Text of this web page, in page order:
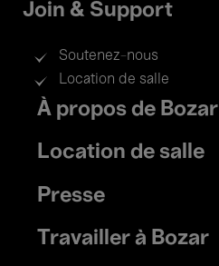
Join & Support
Soutenez-nous
Location de salle
Footer
menu
À propos de Bozar
Location de salle
Presse
Travailler à Bozar